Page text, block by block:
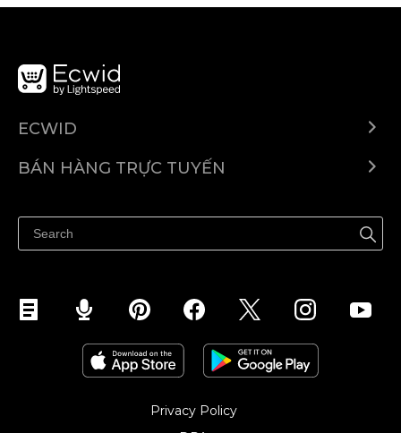
ECWID
Trung tâm trợ giúp
BÁN HÀNG TRỰC TUYẾN
Quảng bá ở bất cứ đâu
Kiểm soát mọi thứ
Privacy Policy